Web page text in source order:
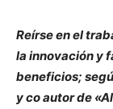
Reírse en el
la innovación y
beneficios;
y co autor de